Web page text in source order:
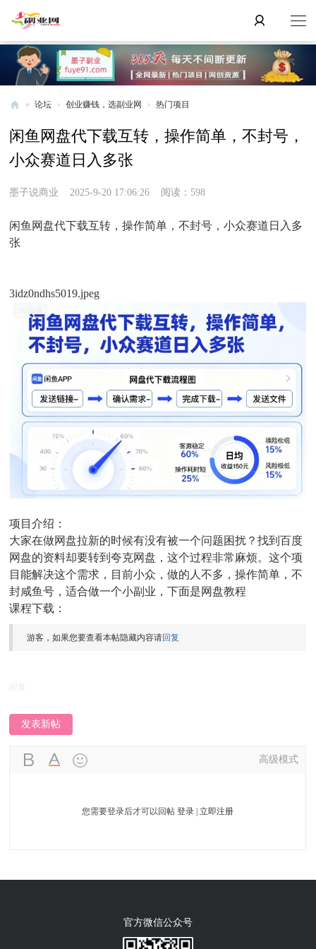
业
网
» 论坛 › 创业赚钱，选副业网 › 热门项目
闲鱼网盘代下载互转，操作简单，不封号，
小众赛道日入多张
墨子说商业 2025-9-20 17:06:26 阅读：598
闲鱼网盘代下载互转，操作简单，不封号，小众赛道日入多
张
3idz0ndhs5019.jpeg
项目介绍：
大家在做网盘拉新的时候有没有被一个问题困扰？找到百度
网盘的资料却要转到夸克网盘，这个过程非常麻烦。这个项
目能解决这个需求，目前小众，做的人不多，操作简单，不
封咸鱼号，适合做一个小副业，下面是网盘教程
课程下载：
游客，如果您要查看本帖隐藏内容请回复
发表新帖
高级模式
您需要登录后才可以回帖登录 |立即注册
官方微信公众号